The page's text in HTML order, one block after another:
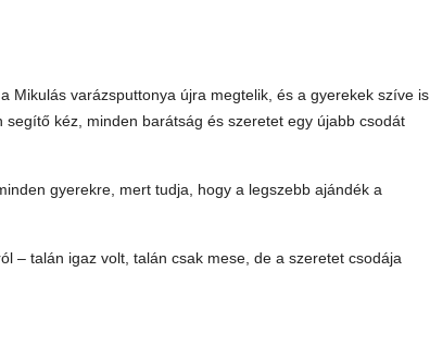
Mikulás varázsputtonya újra megtelik, és a gyerekek szíve is
kéz, minden barátság és szeretet egy újabb csodát
gyerekre, mert tudja, hogy a legszebb ajándék a
– talán igaz volt, talán csak mese, de a szeretet csodája